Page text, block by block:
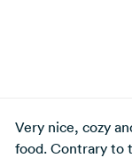
Very nice, cozy
food. Contrary to